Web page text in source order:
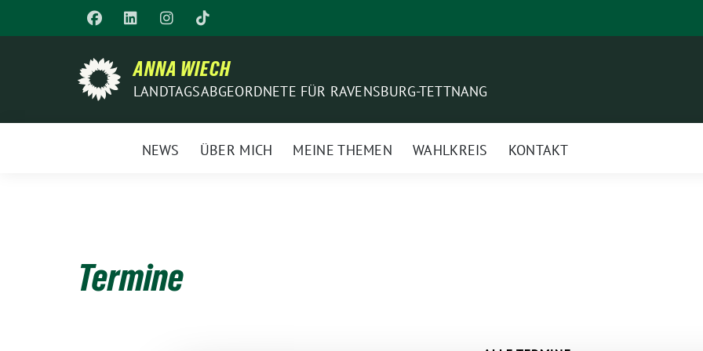
zum
ANNA WIECH
LANDTAGSABGEORDNETE FÜR RAVENSBURG-TETTNANG
NEWS ÜBER MICH MEINE THEMEN WAHLKREIS KONTAKT
Termine